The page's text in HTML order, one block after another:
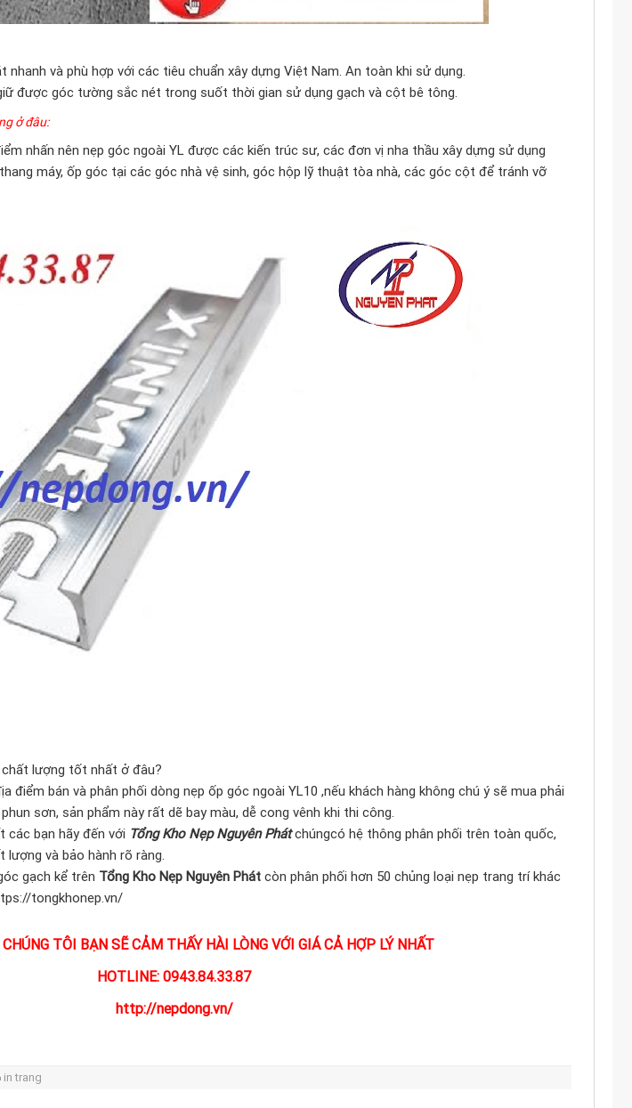
và phù hợp với các tiêu chuẩn xây dựng Việt Nam. An toàn khi sử dụng.
được góc tường sắc nét trong suốt thời gian sử dụng gạch và cột bê tông.
ở đâu:
nhấn nên nẹp góc ngoài YL được các kiến trúc sư, các đơn vị nha thầu xây dựng sử dụng
máy, ốp góc tại các góc nhà vệ sinh, góc hộp lỹ thuật tòa nhà, các góc cột để tránh vỡ
lượng tốt nhất ở đâu?
điểm bán và phân phối dòng nẹp ốp góc ngoài YL10 ,nếu khách hàng không chú ý sẽ mua phải
sơn, sản phẩm này rất dẽ bay màu, dễ cong vênh khi thi công.
bạn hãy đến với Tổng Kho Nẹp Nguyên Phát chúngcó hệ thông phân phối trên toàn quốc,
lượng và bảo hành rõ ràng.
gạch kể trên Tổng Kho Nẹp Nguyên Phát còn phân phối hơn 50 chủng loại nẹp trang trí khác
tongkhonep.vn/
CHÚNG TÔI BẠN SẼ CẢM THẤY HÀI LÒNG VỚI GIÁ CẢ HỢP LÝ NHẤT
HOTLINE: 0943.84.33.87
http://nepdong.vn/
in trang